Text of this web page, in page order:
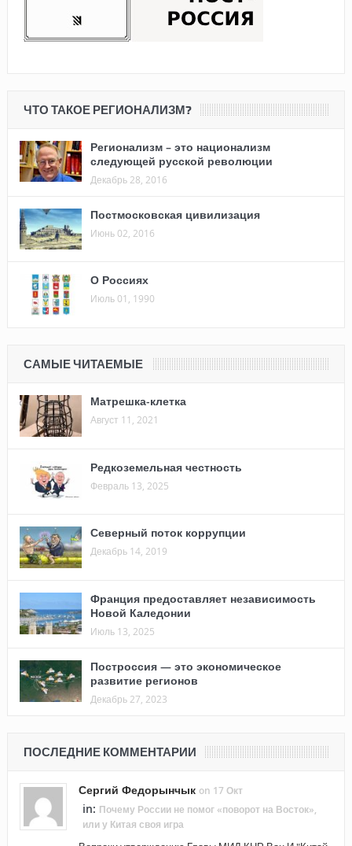
ЧТО ТАКОЕ РЕГИОНАЛИЗМ?
Регионализм – это национализм
следующей русской революции
Декабрь 28, 2016
Постмосковская цивилизация
Июнь 02, 2016
О Россиях
Июль 01, 1990
САМЫЕ ЧИТАЕМЫЕ
Матрешка-клетка
Август 11, 2021
Редкоземельная честность
Февраль 13, 2025
Северный поток коррупции
Декабрь 14, 2019
Франция предоставляет независимость
Новой Каледонии
Июль 13, 2025
Построссия — это экономическое
развитие регионов
Декабрь 27, 2023
ПОСЛЕДНИЕ КОММЕНТАРИИ
Сергий Федорынчык on 17 Окт
in: Почему России не помог «поворот на Восток»,
или у Китая своя игра